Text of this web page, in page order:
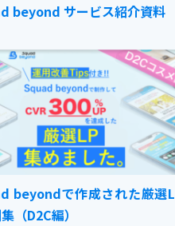
beyond サービス紹介資料
beyondで作成された厳選L
（D2C編）